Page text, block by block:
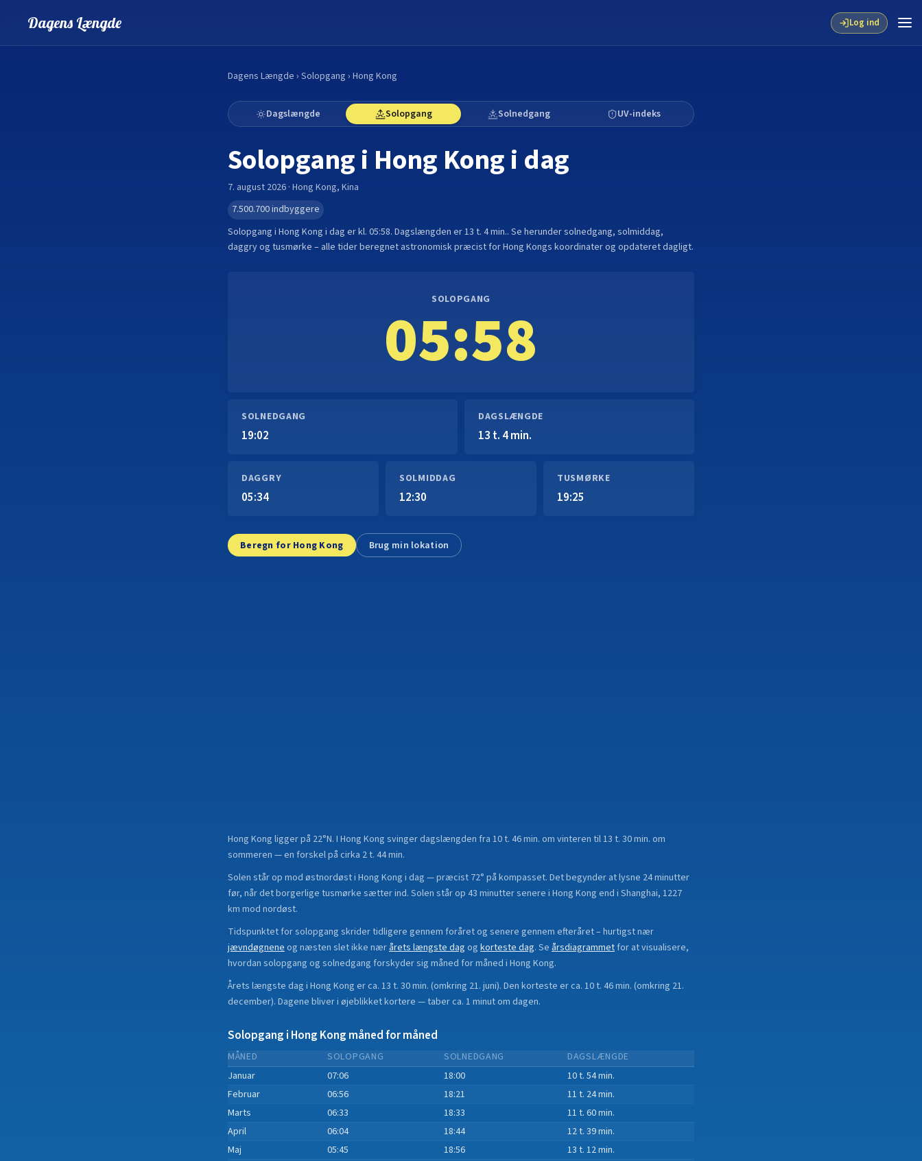
Dagens Længde Log ind
Dagens Længde › Solopgang › Hong Kong
Dagslængde Solopgang Solnedgang UV-indeks
Solopgang i Hong Kongi dag
7. august 2026 · Hong Kong, Kina
7.500.700indbyggere
Solopgang i Hong Kong i dag er kl. 05:58. Dagslængden er13 t. 4 min.. Se herunder solnedgang, solmiddag,
daggry og tusmørke – alle tider beregnet astronomisk præcist forHong Kongs koordinater og opdateret dagligt.
SOLOPGANG
05:58
SOLNEDGANG
19:02
DAGSLÆNGDE
13 t. 4 min.
DAGGRY
05:34
SOLMIDDAG
12:30
TUSMØRKE
19:25
Beregn for Hong Kong Brug min lokation
Hong Kong ligger på 22°N. I Hong Kong svinger dagslængden fra 10 t. 46 min. om vinteren til 13 t. 30 min. om
sommeren — en forskel på cirka 2 t. 44 min.
Solen står op mod østnordøst i Hong Kong i dag — præcist 72° på kompasset. Det begynder at lysne 24 minutter
før, når det borgerlige tusmørke sætter ind. Solen står op 43 minutter senere i Hong Kong end i Shanghai, 1227
km mod nordøst.
Tidspunktet for solopgang skrider tidligere gennem foråret og senere gennem efteråret– hurtigst nær
jævndøgneneog næsten slet ikke nærårets længste dag og korteste dag. Se årsdiagrammetfor at visualisere,
hvordan solopgang og solnedgang forskyder sig måned for måned i Hong Kong.
Årets længste dag i Hong Kong er ca. 13 t. 30 min. (omkring 21. juni). Den korteste er ca. 10 t. 46 min. (omkring 21.
december). Dagene bliver i øjeblikketkortere —taberca. 1 minutom dagen.
Solopgang i Hong Kong måned for måned
MÅNED SOLOPGANG SOLNEDGANG
DAGSLÆNGDE
Januar
07:06 18:00
10 t. 54 min.
Februar
06:56 18:21
11 t. 24 min.
Marts
06:33 18:33
11 t. 60 min.
April
06:04 18:44
12 t. 39 min.
Maj
05:45 18:56
13 t. 12 min.